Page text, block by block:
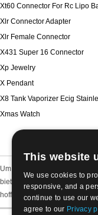
Xt60 Connector For Rc Lipo
Xlr Connector Adapter
Xlr Female Connector
X431 Super 16 Connector
Xp Jewelry
X Pendant
Xmas Watch
Um Ihre Zeit zu sparen und
bieten alle Arten von
hoffen, Sie können einfach
This website
We use cookies to
responsive, and a
continue to use our
agree to our Privacy